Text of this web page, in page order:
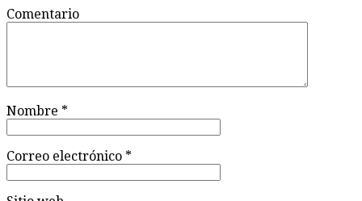
Comentario
Nombre *
Correo electrónico *